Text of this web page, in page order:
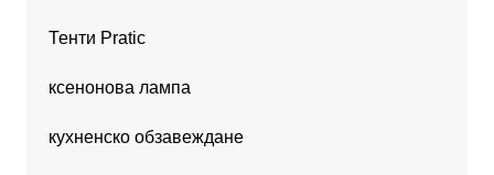
Тенти Pratic
ксенонова лампа
кухненско обзавеждане